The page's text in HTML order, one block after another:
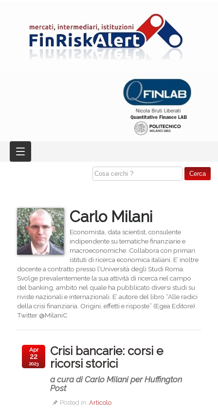
Carlo Milani
Economista, data scientist, consulente
indipendente su tematiche finanziarie e
macroeconomiche. Collabora con primari
istituti di ricerca economica italiani. E’ inoltre
docente a contratto presso l’Università degli Studi Roma.
Svolge prevalentemente la sua attività di ricerca nel campo
del banking, ambito nel quale ha pubblicato diversi studi su
riviste nazionali e internazionali. E’ autore del libro “Alle radici
della crisi finanziaria. Origini, effetti e risposte” (Egea Editore).
Twitter @MilaniC
Crisi bancarie: corsi e
ricorsi storici
a cura di Carlo Milani per Huffington
Post
Posted in: Articolo
Apr
22
2023